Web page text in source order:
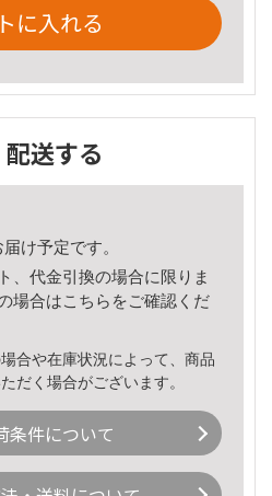
に入れる
配送する
け予定です。
、代金引換の場合に限りま
場合はこちら をご確認くだ
合や在庫状況によって、商品
だく場合がございます。
条件について